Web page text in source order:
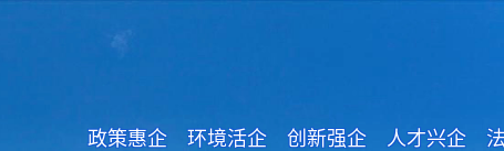
政策惠企 环境活企 创新强企 人才兴企 法